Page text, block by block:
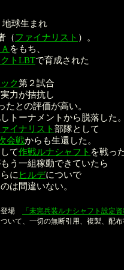
球生まれ
（ファイナリスト ）。
をもち、
トLBTで育成された
ク第２試合
力が拮抗し
たとの評価が高い。
トーナメントから脱落した。
イナリスト部隊として
会戦からも生還した。
て作戦ルナシャフト を戦っ
う一組稼動できていたら
らに ヒルデについで
は間違いない。
登場
「未完兵装ルナシャフト設定資
いて、一切の無断引用、複製、配布